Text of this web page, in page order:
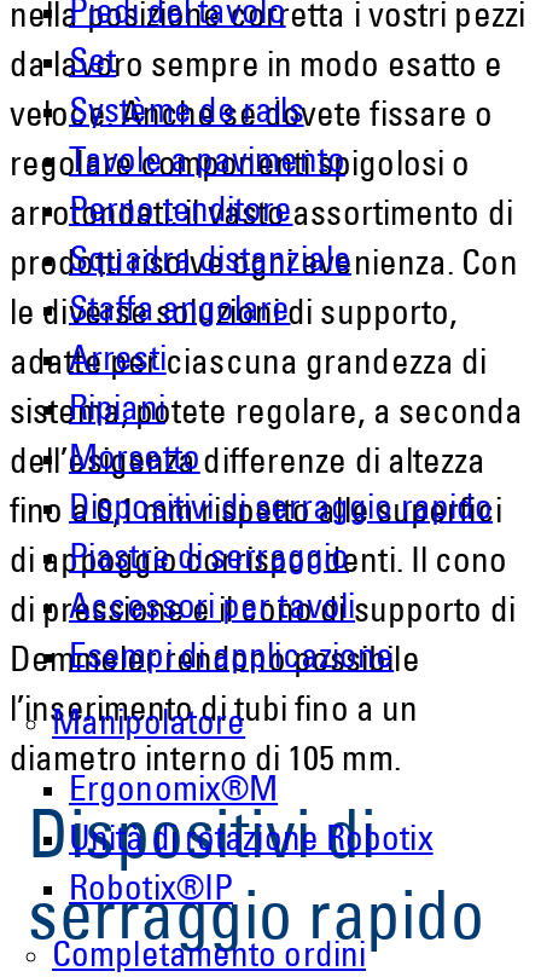
Piedi del tavolo
Set
Système de rails
Tavole a pavimento
Perno tenditore
Squadra distanziale
Staffa angolare
Arresti
Ripiani
Morsetto
Dispositivi di serraggio rapido
Piastre di serraggio
Accessori per tavoli
Esempi di applicazione
Manipolatore
Ergonomix®M
Unità di rotazione Robotix
Robotix®IP
Completamento ordini
nella posizione corretta i vostri pezzi
da lavoro sempre in modo esatto e
veloce. Anche se dovete fissare o
regolare componenti spigolosi o
arrotondati: il vasto assortimento di
prodotti risolve ogni evenienza. Con
le diverse soluzioni di supporto,
adatte per ciascuna grandezza di
sistema, potete regolare, a seconda
dell’esigenza differenze di altezza
fino a 0,1 mm rispetto alle superfici
di appoggio corrispondenti. Il cono
di pressione e il cono di supporto di
Demmeler rendono possibile
l’inserimento di tubi fino a un
diametro interno di 105 mm.
Dispositivi di
serraggio rapido